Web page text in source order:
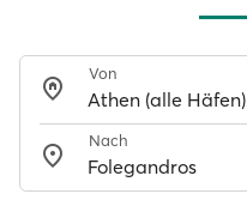
Von
Nach